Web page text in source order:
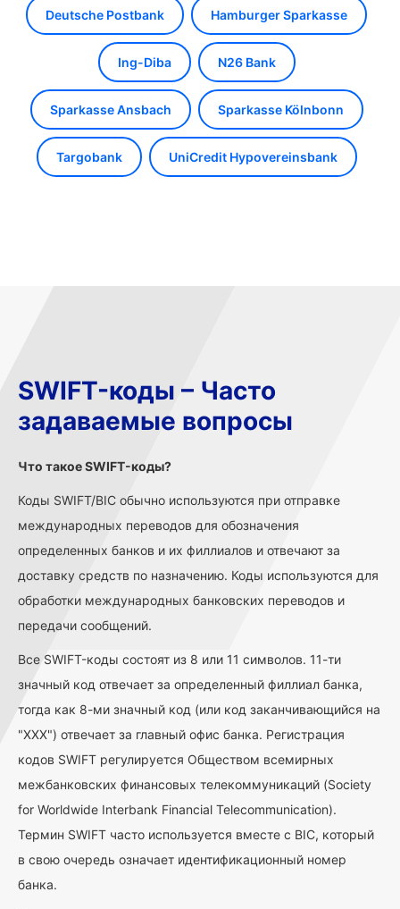
Deutsche Postbank Hamburger Sparkasse
Ing-Diba N26 Bank
Sparkasse Ansbach Sparkasse Kölnbonn
Targobank UniCredit Hypovereinsbank
SWIFT-коды – Часто
задаваемые вопросы
Что такое SWIFT-коды?
Коды SWIFT/BIC обычно используются при отправке
международных переводов для обозначения
определенных банков и их филлиалов и отвечают за
доставку средств по назначению. Коды используются для
обработки международных банковских переводов и
передачи сообщений.
Все SWIFT-коды состоят из 8 или 11 символов. 11-ти
значный код отвечает за определенный филлиал банка,
тогда как 8-ми значный код (или код заканчивающийся на
"ХХХ") отвечает за главный офис банка. Регистрация
кодов SWIFT регулируется Обществом всемирных
межбанковских финансовых телекоммуникаций (Society
for Worldwide Interbank Financial Telecommunication).
Термин SWIFT часто используется вместе с BIC, который
в свою очередь означает идентификационный номер
банка.